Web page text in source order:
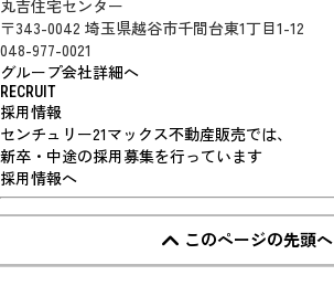
丸吉住宅センター
〒343-0042 埼玉県越谷市千間台東1丁目1-12
048-977-0021
グループ会社詳細へ
RECRUIT
採用情報
センチュリー21マックス不動産販売では、
新卒・中途の採用募集を行っています
採用情報へ
このページの先頭へ